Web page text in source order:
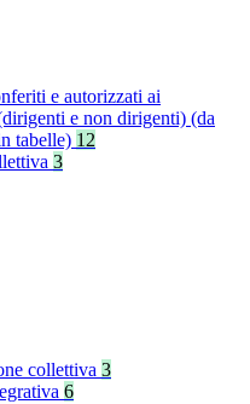
e autorizzati ai
e non dirigenti) (da
tabelle) 12
3
collettiva 3
6